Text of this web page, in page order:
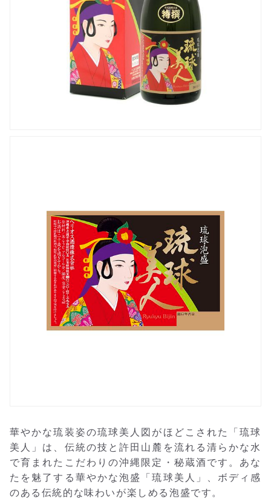
華やかな琉装姿の琉球美人図がほどこされた「琉球
美人」は、伝統の技と許田山麓を流れる清らかな水
で育まれたこだわりの沖縄限定・秘蔵酒です。あな
たを魅了する華やかな泡盛「琉球美人」、ボディ感
のある伝統的な味わいが楽しめる泡盛です。